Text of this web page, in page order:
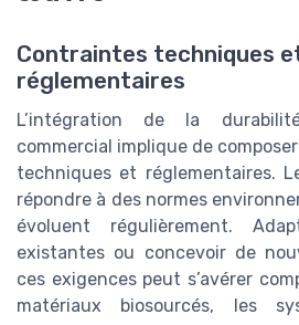
Contraintes techniques
réglementaires
L’intégration de la
commercial implique de
techniques et réglementaires.
répondre à des normes
évoluent régulièrement.
existantes ou concevoir de
ces exigences peut s’avérer
matériaux biosourcés, les